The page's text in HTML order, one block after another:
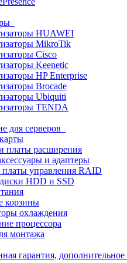
HUAWEI
MikroTik
Cisco
Keenetic
HP Enterprise
Brocade
Ubiquiti
TENDA
для серверов
платы расширения
и адаптеры
управления RAID
HDD и SSD
корзины
охлаждения
процессора
монтажа
гарантия,